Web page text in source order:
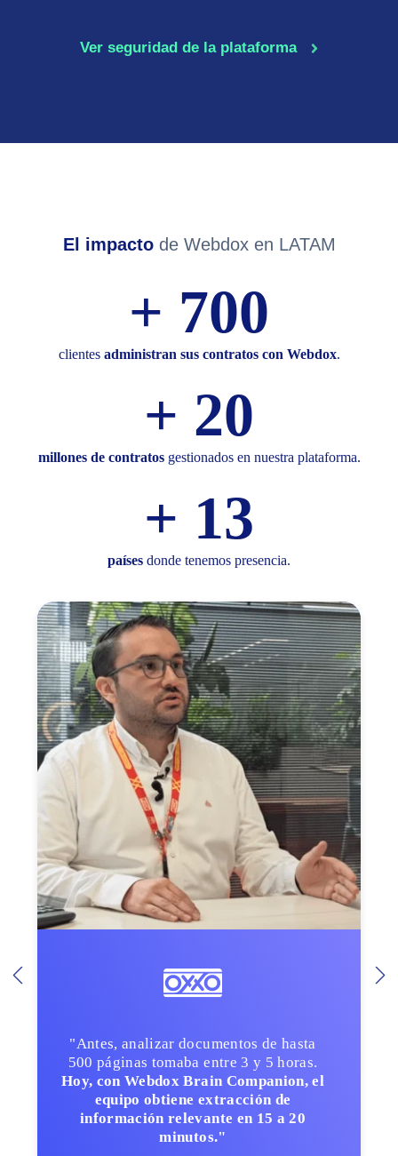
Ver seguridad de la plataforma
El impacto de Webdox en LATAM
+ 700
clientes administran sus contratos con Webdox.
+ 20
millones de contratosgestionados en nuestra plataforma.
+ 13
países donde tenemos presencia.
"Antes, analizar documentos de hasta
500 páginas tomaba entre 3 y 5 horas.
Hoy, con Webdox Brain Companion, el
equipo obtiene extracción de
información relevante en 15 a 20
minutos."